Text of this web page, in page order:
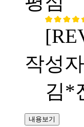
작성
김*
내용보기